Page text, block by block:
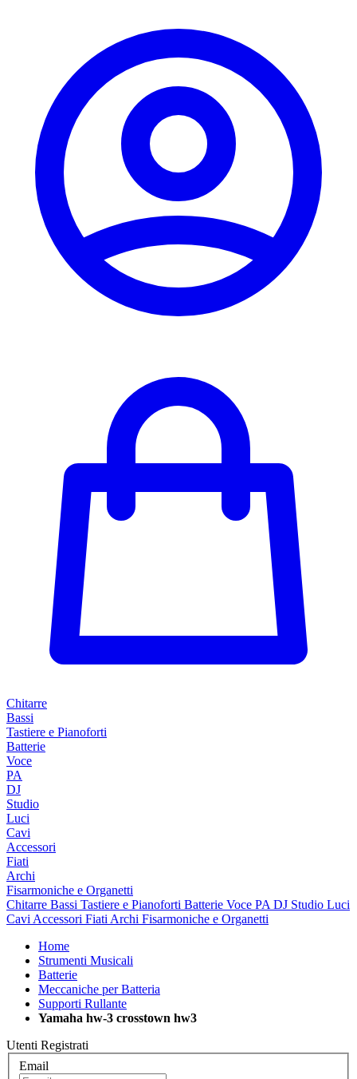
Chitarre
Bassi
Tastiere e Pianoforti
Batterie
Voce
PA
DJ
Studio
Luci
Cavi
Accessori
Fiati
Archi
Fisarmoniche e Organetti
Chitarre Bassi Tastiere e Pianoforti Batterie Voce PA DJ Studio Luci
Cavi Accessori Fiati Archi Fisarmoniche e Organetti
Home
Strumenti Musicali
Batterie
Meccaniche per Batteria
Supporti Rullante
Yamaha hw-3 crosstown hw3
Utenti Registrati
Email